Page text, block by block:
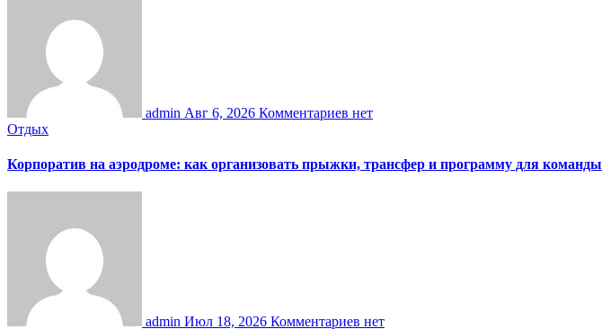
admin Авг 6, 2026 Комментариев нет
Отдых
Корпоратив на аэродроме: как организовать прыжки, трансфер и программу для команды
admin Июл 18, 2026 Комментариев нет